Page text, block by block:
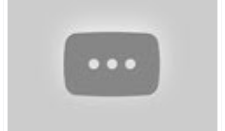
8. vyvýšený záhon (pletivo, zemina)
* prstencový s jazerom v strede ( v strede je